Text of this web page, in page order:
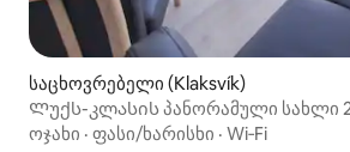
საცხოვრებელი (Klaksvík)
Ლუქს-კლასის პანორამული სახლი 2
ოჯახი · ფასი/ხარისხი · Wi‑Fi